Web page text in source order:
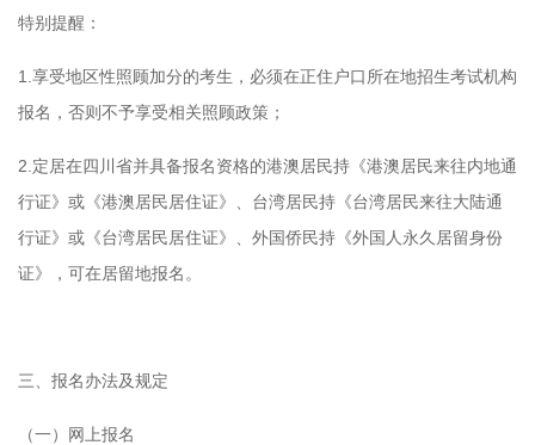
特别提醒：
1.享受地区性照顾加分的考生，必须在正住户口所在地招生考试机构
报名，否则不予享受相关照顾政策；
2.定居在四川省并具备报名资格的港澳居民持《港澳居民来往内地通
行证》或《港澳居民居住证》、台湾居民持《台湾居民来往大陆通
行证》或《台湾居民居住证》、外国侨民持《外国人永久居留身份
证》，可在居留地报名。
三、报名办法及规定
（一）网上报名